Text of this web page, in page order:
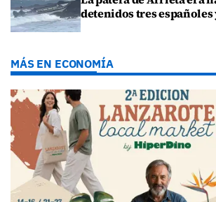
detenidos tres
MÁS EN ECONOMÍA